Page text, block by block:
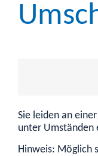
Sie leiden an
unter Umständen
Hinweis: Möglich